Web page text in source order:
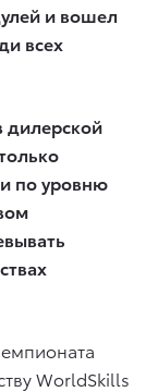
и вошел
всех
дилерской
по уровню
WorldSkills